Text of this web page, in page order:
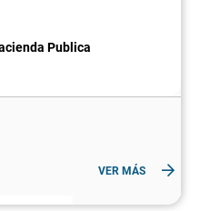
Publica
VER MÁS